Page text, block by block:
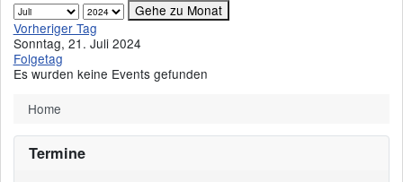
Gehe zu Monat
Vorheriger Tag
Sonntag, 21. Juli 2024
Folgetag
Es wurden keine Events gefunden
Home
Termine